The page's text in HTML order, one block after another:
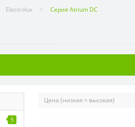
Electrolux Серия Atrium DC
5